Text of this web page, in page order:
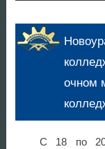
очном
С 18 по 20